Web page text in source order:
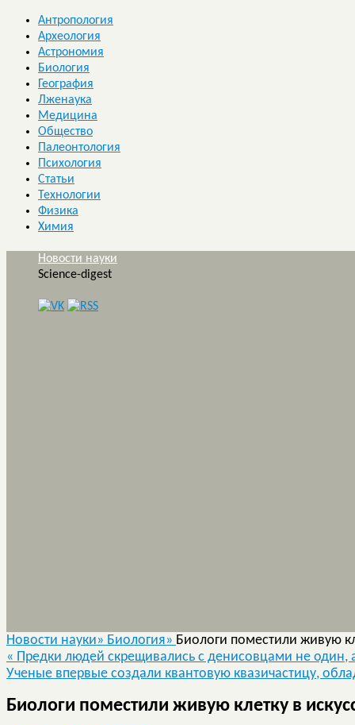
Антропология
Археология
Астрономия
Биология
География
Лженаука
Медицина
Общество
Палеонтология
Психология
Статьи
Технологии
Физика
Химия
Новости науки
Science-digest
Новости науки» Биология» Биологи поместили живую
« Предки людей скрещивались с денисовцами не один,
Ученые впервые создали квантовую квазичастицу,
Биологи поместили живую клетку в